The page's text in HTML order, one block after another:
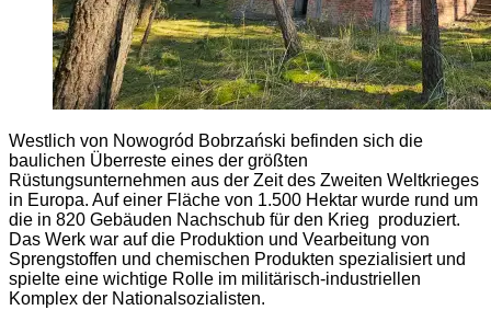
Westlich von Nowogród Bobrzański befinden sich die
baulichen Überreste eines der größten
Rüstungsunternehmen aus der Zeit des Zweiten Weltkrieges
in Europa. Auf einer Fläche von 1.500 Hektar wurde rund um
die in 820 Gebäuden Nachschub für den Krieg produziert.
Das Werk war auf die Produktion und Vearbeitung von
Sprengstoffen und chemischen Produkten spezialisiert und
spielte eine wichtige Rolle im militärisch-industriellen
Komplex der Nationalsozialisten.